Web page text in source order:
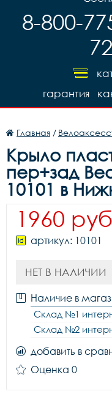
8-800-
гарантия
Главная /
Крыло
пер+зад
10101 в
1960
артикул: 10101
НЕТ В НАЛИЧИИ
Наличие в
Склад №1
Склад №2
добавить в
Оценка 0